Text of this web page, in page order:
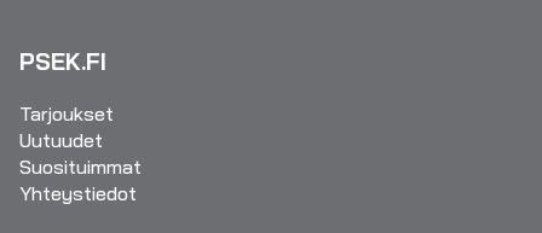
PSEK.FI
Tarjoukset
Uutuudet
Suosituimmat
Yhteystiedot